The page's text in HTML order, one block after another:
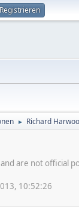
Registrieren
► Richard
are not official
10:52:26